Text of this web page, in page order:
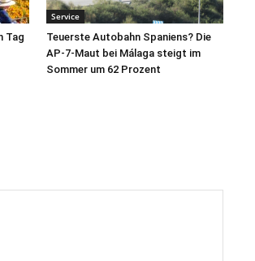
Tag
Service
Teuerste Autobahn Spaniens? Die
AP-7-Maut bei Málaga steigt im
Sommer um 62 Prozent